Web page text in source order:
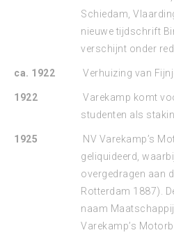
Schiedam,
nieuwe tijdschrift
verschijnt onder
ca. 1922 Verhuizing van
1922
Varekamp komt
studenten als
1925
NV Varekamp’s
geliquideerd,
overgedragen aan
Rotterdam 1887).
naam
Varekamp’s